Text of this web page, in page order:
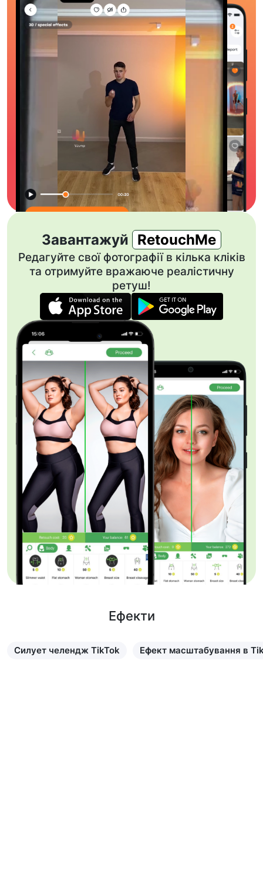
Завантажуй RetouchMe
Редагуйте свої фотографії в кілька кліків
та отримуйте вражаюче реалістичну
ретуш!
Ефекти
Силует челендж TikTok
Ефект масштабування в